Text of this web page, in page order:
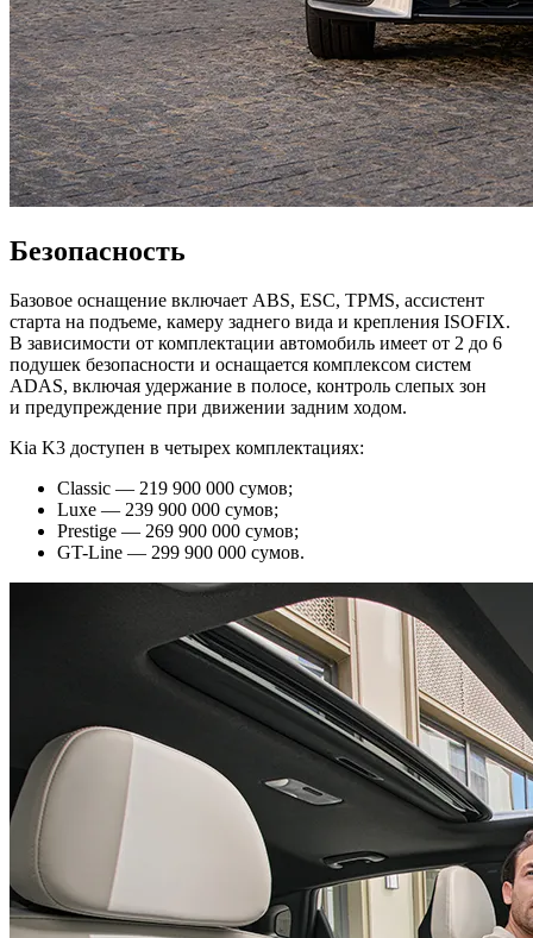
Безопасность
Базовое оснащение включает ABS, ESC, TPMS, ассистент
старта на подъеме, камеру заднего вида и крепления ISOFIX.
В зависимости от комплектации автомобиль имеет от 2 до 6
подушек безопасности и оснащается комплексом систем
ADAS, включая удержание в полосе, контроль слепых зон
и предупреждение при движении задним ходом.
Kia K3 доступен в четырех комплектациях:
Classic — 219 900 000 сумов;
Luxe — 239 900 000 сумов;
Prestige — 269 900 000 сумов;
GT-Line — 299 900 000 сумов.